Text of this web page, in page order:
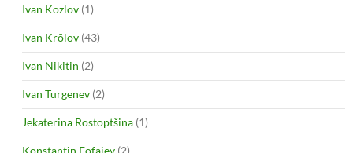
Ivan Kozlov (1)
Ivan Krõlov (43)
Ivan Nikitin (2)
Ivan Turgenev (2)
Jekaterina Rostoptšina (1)
Konstantin Fofajev (2)